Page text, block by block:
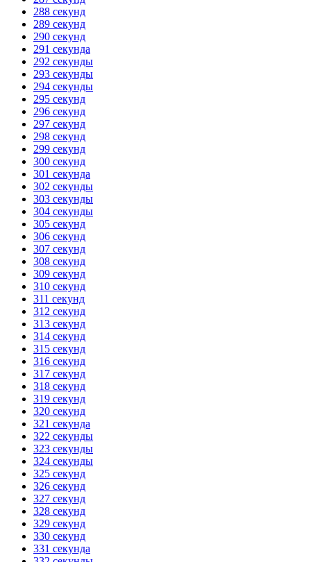
288 секунд
289 секунд
290 секунд
291 секунда
292 секунды
293 секунды
294 секунды
295 секунд
296 секунд
297 секунд
298 секунд
299 секунд
300 секунд
301 секунда
302 секунды
303 секунды
304 секунды
305 секунд
306 секунд
307 секунд
308 секунд
309 секунд
310 секунд
311 секунд
312 секунд
313 секунд
314 секунд
315 секунд
316 секунд
317 секунд
318 секунд
319 секунд
320 секунд
321 секунда
322 секунды
323 секунды
324 секунды
325 секунд
326 секунд
327 секунд
328 секунд
329 секунд
330 секунд
331 секунда